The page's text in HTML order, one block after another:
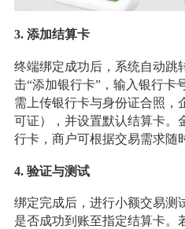
3. 添加结算卡
终端绑定成功后，系统自动跳
击“添加银行卡”，输入银行卡
需上传银行卡与身份证合照，
可证），并设置默认结算卡。
行卡，商户可根据交易需求随
4. 验证与测试
绑定完成后，进行小额交易测
是否成功到账至指定结算卡。